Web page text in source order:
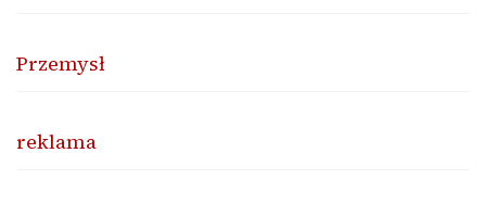
Przemysł
reklama